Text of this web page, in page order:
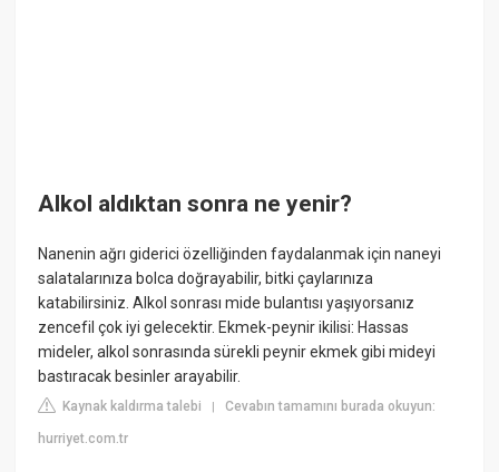
Alkol aldıktan sonra ne yenir?
Nanenin ağrı giderici özelliğinden faydalanmak için naneyi
salatalarınıza bolca doğrayabilir, bitki çaylarınıza
katabilirsiniz. Alkol sonrası mide bulantısı yaşıyorsanız
zencefil çok iyi gelecektir. Ekmek-peynir ikilisi: Hassas
mideler, alkol sonrasında sürekli peynir ekmek gibi mideyi
bastıracak besinler arayabilir.
Kaynak kaldırma talebi |Cevabın tamamını burada okuyun:
hurriyet.com.tr